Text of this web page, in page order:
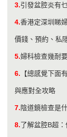
3.引發盆腔炎有
4.香港定深圳睇
價錢、預約、私
5.婦科檢查幾耐
6. 【總感覺下面
與應對全攻略
7.陰道鏡檢查是
8.了解盆腔B超：